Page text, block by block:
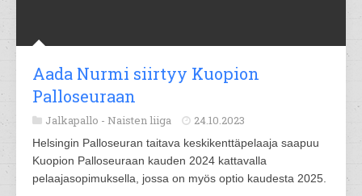
Aada Nurmi siirtyy Kuopion
Palloseuraan
Jalkapallo - Naisten liiga 24.10.2023
Helsingin Palloseuran taitava keskikenttäpelaaja saapuu
Kuopion Palloseuraan kauden 2024 kattavalla
pelaajasopimuksella, jossa on myös optio kaudesta 2025.